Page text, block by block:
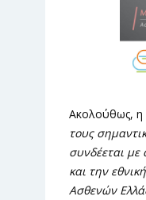
Ακολούθως, η
τους
συνδέεται με
και την
Ασθενών